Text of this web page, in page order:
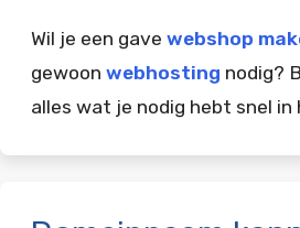
Wil je een gave webshop
gewoon webhosting nodig?
alles wat je nodig hebt snel in